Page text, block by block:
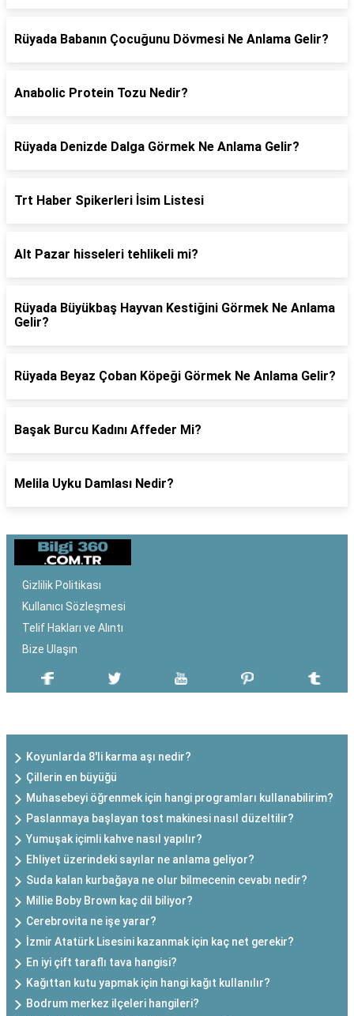
Rüyada Babanın Çocuğunu Dövmesi Ne Anlama Gelir?
Anabolic Protein Tozu Nedir?
Rüyada Denizde Dalga Görmek Ne Anlama Gelir?
Trt Haber Spikerleri İsim Listesi
Alt Pazar hisseleri tehlikeli mi?
Rüyada Büyükbaş Hayvan Kestiğini Görmek Ne Anlama
Gelir?
Rüyada Beyaz Çoban Köpeği Görmek Ne Anlama Gelir?
Başak Burcu Kadını Affeder Mi?
Melila Uyku Damlası Nedir?
Gizlilik Politikası
Kullanıcı Sözleşmesi
Telif Hakları ve Alıntı
Bize Ulaşın
Koyunlarda 8'li karma aşı nedir?
Çillerin en büyüğü
Muhasebeyi öğrenmek için hangi programları kullanabilirim?
Paslanmaya başlayan tost makinesi nasıl düzeltilir?
Yumuşak içimli kahve nasıl yapılır?
Ehliyet üzerindeki sayılar ne anlama geliyor?
Suda kalan kurbağaya ne olur bilmecenin cevabı nedir?
Millie Boby Brown kaç dil biliyor?
Cerebrovita ne işe yarar?
İzmir Atatürk Lisesini kazanmak için kaç net gerekir?
En iyi çift taraflı tava hangisi?
Kağıttan kutu yapmak için hangi kağıt kullanılır?
Bodrum merkez ilçeleri hangileri?